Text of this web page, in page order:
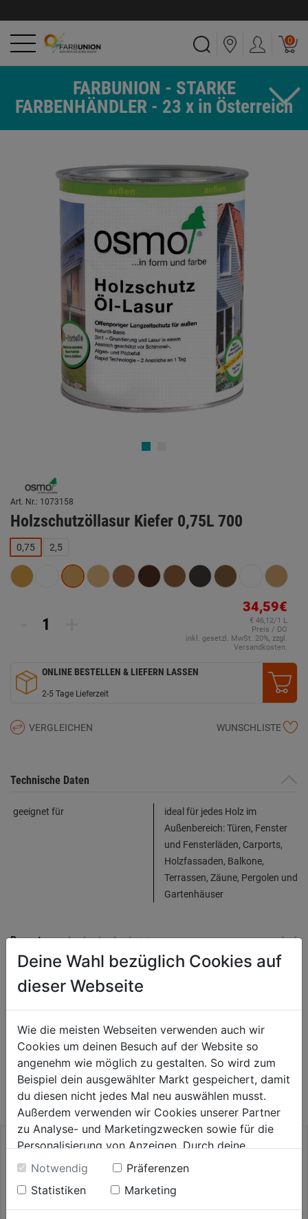
0
FARBUNION - STARKE
FARBENHÄNDLER - 23 x in Österreich
Art. Nr.: 1073158
Holzschutzöllasur Kiefer 0,75L 700
0,75 2,5
34,59€
€ 46,12/1 L
Preis / DO
inkl. gesetzl. MwSt. 20%, zzgl.
Versandkosten.
ONLINE BESTELLEN & LIEFERN LASSEN
2-5 Tage Lieferzeit
VERGLEICHEN WUNSCHLISTE
Technische Daten
geeignet für
ideal für jedes Holz im
Außenbereich: Türen, Fenster
und Fensterläden, Carports,
Holzfassaden, Balkone,
Terrassen, Zäune, Pergolen und
Gartenhäuser
Bewertung (0)
HERSTELLERINFORMATIONEN
WEITERE PRODUKTE AUS DIESER
KATEGORIE
Deine Wahl bezüglich Cookies auf
dieser Webseite
Wie die meisten Webseiten verwenden auch wir
Cookies um deinen Besuch auf der Website so
angenehm wie möglich zu gestalten. So wird zum
Beispiel dein ausgewählter Markt gespeichert, damit
du diesen nicht jedes Mal neu auswählen musst.
Außerdem verwenden wir Cookies unserer Partner
zu Analyse- und Marketingzwecken sowie für die
Personalisierung von Anzeigen. Durch deine
Einwilligung werden die Daten von Drittanbieter,
unter anderem auch in den USA, verarbeitet.
Durch Klick auf "Alle Cookies erlauben" stimmst du
der Verwendung aller Cookies zu. Unter "Details
Notwendig
Präferenzen
Statistiken
Marketing